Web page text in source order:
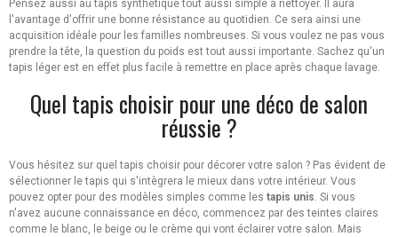
Pensez aussi au tapis synthétique tout aussi simple à nettoyer. Il aura
l'avantage d'offrir une bonne résistance au quotidien. Ce sera ainsi une
acquisition idéale pour les familles nombreuses. Si vous voulez ne pas vous
prendre la tête, la question du poids est tout aussi importante. Sachez qu'un
tapis léger est en effet plus facile à remettre en place après chaque lavage.
Quel tapis choisir pour une déco de salon
réussie ?
Vous hésitez sur quel tapis choisir pour décorer votre salon ? Pas évident de
sélectionner le tapis qui s'intègrera le mieux dans votre intérieur. Vous
pouvez opter pour des modèles simples comme les tapis unis. Si vous
n'avez aucune connaissance en déco, commencez par des teintes claires
comme le blanc, le beige ou le crème qui vont éclairer votre salon. Mais